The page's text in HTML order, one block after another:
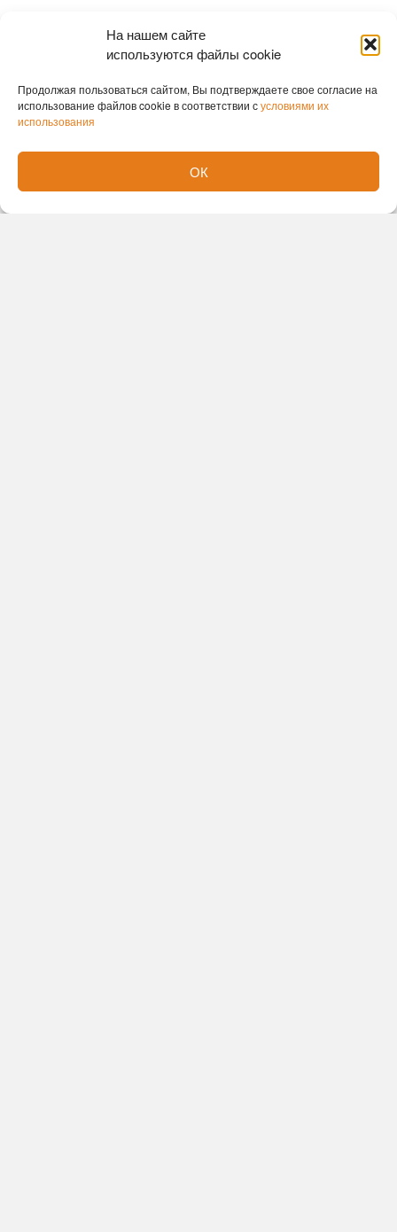
На нашем сайте
используются файлы cookie
Продолжая пользоваться сайтом, Вы подтверждаете свое согласие на
использование файлов cookie в соответствии сусловиями их
использования
ОК